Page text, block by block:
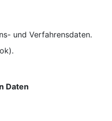
und Verfahrensdaten.
Daten